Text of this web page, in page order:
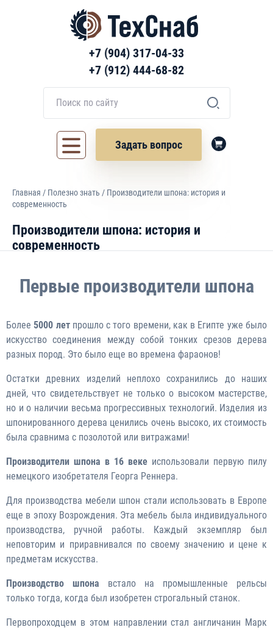
+7 (904) 317-04-33
+7 (912) 444-68-82
Задать вопрос
Главная / Полезно знать / Производители шпона: история и
современность
Производители шпона: история и
современность
Первые производители шпона
Более 5000 лет прошло с того времени, как в Египте уже было
искусство соединения между собой тонких срезов дерева
разных пород. Это было еще во времена фараонов!
Остатки древних изделий неплохо сохранились до наших
дней, что свидетельствует не только о высоком мастерстве,
но и о наличии весьма прогрессивных технологий. Изделия из
шпонированного дерева ценились очень высоко, их стоимость
была сравнима с позолотой или витражами!
Производители шпона в 16 веке использовали первую пилу
немецкого изобретателя Георга Реннера.
Для производства мебели шпон стали использовать в Европе
еще в эпоху Возрождения. Эта мебель была индивидуального
производства, ручной работы. Каждый экземпляр был
неповторим и приравнивался по своему значению и цене к
предметам искусства.
Производство шпона встало на промышленные рельсы
только тогда, когда был изобретен строгальный станок.
Первопроходцем в этом направлении стал англичанин Марк